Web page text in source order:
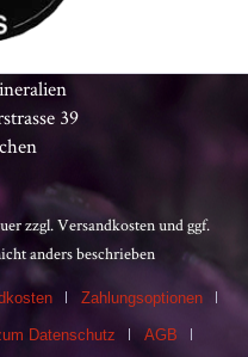
39
zzgl.Versandkostenund ggf.
anders beschrieben
Zahlungsoptionen
Datenschutz AGB